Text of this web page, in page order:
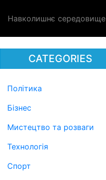
Навколишнє середовище
CATEGORIES
Політика
Бізнес
Мистецтво та розваги
Технологія
Спорт